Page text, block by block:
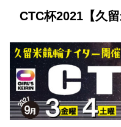
CTC杯2021【久留